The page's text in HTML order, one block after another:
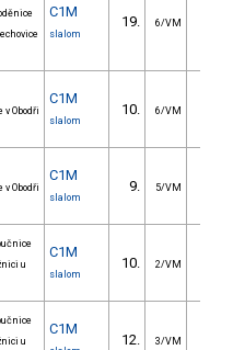
C1M
slalom
19. 6/VM
v Obodři
C1M
slalom
10. 6/VM
v Obodři
C1M
slalom
9. 5/VM
u
C1M
slalom
10. 2/VM
u
C1M
12. 3/VM